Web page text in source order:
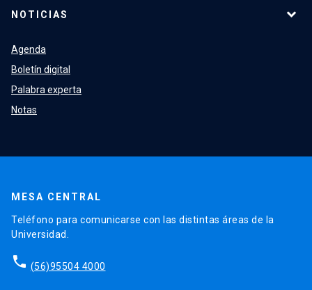
NOTICIAS
Agenda
Boletín digital
Palabra experta
Notas
MESA CENTRAL
Teléfono para comunicarse con las distintas áreas de la
Universidad.
phone (56)95504 4000